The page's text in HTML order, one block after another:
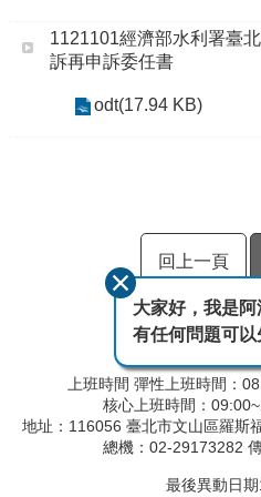
1121101經濟部水利署臺
訴再申訴委任書
odt(17.94 KB)
回上一頁
上班時間 彈性上班時間：
核心上班時間：
地址：116056 臺北市文山區羅斯
總機：02-29173282
最後異動日期
大家好，我是阿
有任何問題可以